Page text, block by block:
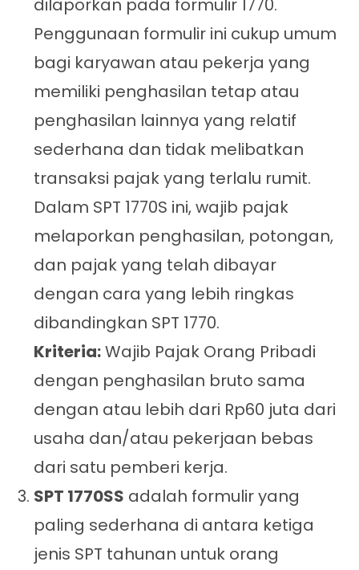
dilaporkan pada formulir 1770.
Penggunaan formulir ini cukup umum
bagi karyawan atau pekerja yang
memiliki penghasilan tetap atau
penghasilan lainnya yang relatif
sederhana dan tidak melibatkan
transaksi pajak yang terlalu rumit.
Dalam SPT 1770S ini, wajib pajak
melaporkan penghasilan, potongan,
dan pajak yang telah dibayar
dengan cara yang lebih ringkas
dibandingkan SPT 1770.
Kriteria:Wajib Pajak Orang Pribadi
dengan penghasilan bruto sama
dengan atau lebih dari Rp60 juta dari
usaha dan/atau pekerjaan bebas
dari satu pemberi kerja.
SPT 1770SS adalah formulir yang
paling sederhana di antara ketiga
jenis SPT tahunan untuk orang